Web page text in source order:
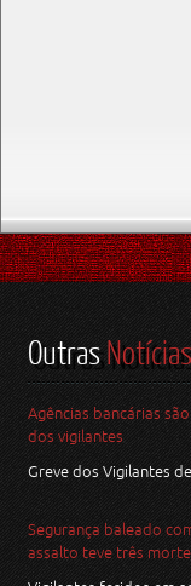
OutrasNotícias
Agências bancárias
dos vigilantes
Greve dos Vigilantes
Segurança baleado
assalto teve três